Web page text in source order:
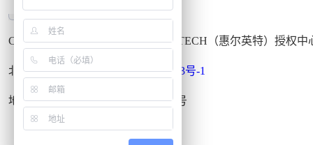
Copyright © 1999-2015北大青鸟APTECH（惠尔英特）授权中
北大青鸟通州校区京ICP备09036443号-1
地址：北京市通州区宋庄南路甲一号